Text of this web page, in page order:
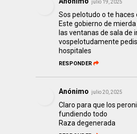
julio 19, 2025
Sos pelotudo o te haces
Este gobierno de
las ventanas de sala de
vospelotudamente
hospitales
RESPONDER
Anónimo julio 20, 2025
Claro para que los
fundiendo todo
Raza degenerada